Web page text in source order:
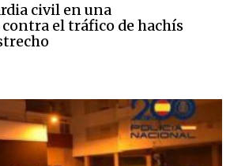
civil en una
el tráfico de hachís